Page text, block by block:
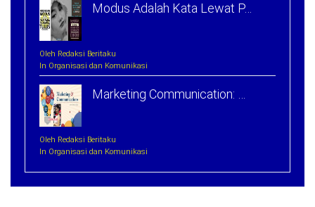
Modus Adalah Kata Lewat P…
Oleh Redaksi Beritaku
In Organisasi dan Komunikasi
Marketing Communication: …
Oleh Redaksi Beritaku
In Organisasi dan Komunikasi